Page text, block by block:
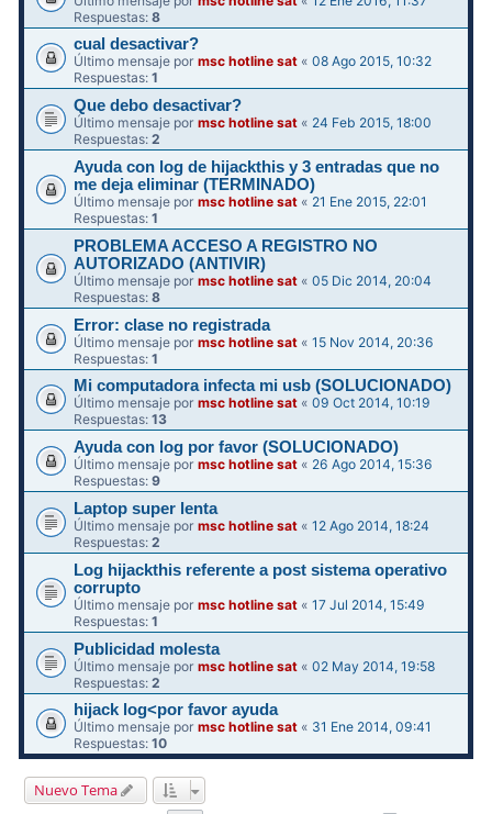
Respuestas:8
cual desactivar?
Último mensaje pormsc hotline sat «08 Ago 2015, 10:32
Respuestas:1
Que debo desactivar?
Último mensaje pormsc hotline sat « 24 Feb 2015, 18:00
Respuestas:2
Ayuda con log de hijackthis y 3 entradas que no
me deja eliminar (TERMINADO)
Último mensaje pormsc hotline sat « 21 Ene 2015, 22:01
Respuestas:1
PROBLEMA ACCESO A REGISTRO NO
AUTORIZADO (ANTIVIR)
Último mensaje pormsc hotline sat «05 Dic 2014, 20:04
Respuestas:8
Error: clase no registrada
Último mensaje pormsc hotline sat «15 Nov 2014, 20:36
Respuestas:1
Mi computadora infecta mi usb (SOLUCIONADO)
Último mensaje pormsc hotline sat «09 Oct 2014, 10:19
Respuestas:13
Ayuda con log por favor (SOLUCIONADO)
Último mensaje pormsc hotline sat « 26 Ago 2014, 15:36
Respuestas:9
Laptop super lenta
Último mensaje pormsc hotline sat «12 Ago 2014, 18:24
Respuestas:2
Log hijackthis referente a post sistema operativo
corrupto
Último mensaje pormsc hotline sat «17 Jul 2014, 15:49
Respuestas:1
Publicidad molesta
Último mensaje pormsc hotline sat «02 May 2014, 19:58
Respuestas:2
hijack log<por favor ayuda
Último mensaje pormsc hotline sat « 31 Ene 2014, 09:41
Respuestas:10
Nuevo Tema